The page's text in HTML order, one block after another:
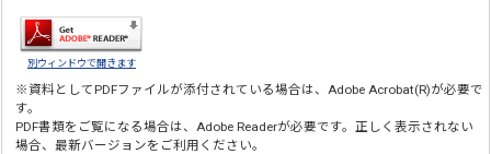
別ウィンドウで開きます
※資料としてPDFファイルが添付されている場合は、Adobe Acrobat(R)が必要で
す。
PDF書類をご覧になる場合は、Adobe Readerが必要です。正しく表示されない
場合、最新バージョンをご利用ください。